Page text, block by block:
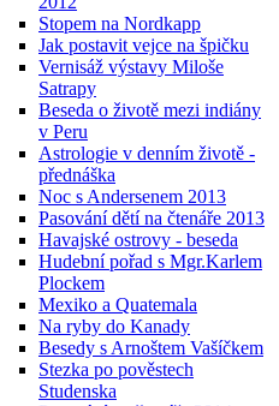
Stopem na Nordkapp
Jak postavit vejce na špičku
Vernisáž výstavy Miloše
Satrapy
Beseda o životě mezi indiány
v Peru
Astrologie v denním životě -
přednáška
Noc s Andersenem 2013
Pasování dětí na čtenáře 2013
Havajské ostrovy - beseda
Hudební pořad s Mgr.Karlem
Plockem
Mexiko a Quatemala
Na ryby do Kanady
Besedy s Arnoštem Vašíčkem
Stezka po pověstech
Studenska